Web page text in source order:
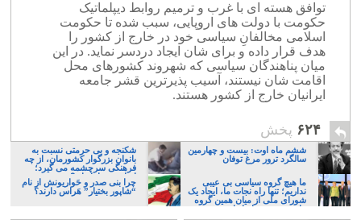
توافق هسته ای با غرب و ترمیم روابط دیپلماتیک
حکومت با دولت های اروپایی، سبب شده تا حکومت
اسلامی مخالفانِ سیاسی خود در خارج از کشور را
هدف قرار داده و برای شان ایجاد دردسر نماید. در این
میان پناهندگان سیاسی که شهروند کشورهای محل
اقامت شان نیستند، آسیب پذیرترین قشر جامعه
ایرانیان خارج از کشور هستند.
۶۲۴ پخش
ششم ماه اوت: بیست و چهارمین
سالگرد ترور مرغ توفان
شکنجه و بی حرمتی نسبت به
بانوان بزرگوار کشورمان، از چه
فرهنگی سرچشمه می گیرد؛
ایرانی، و یا تازیان؟
ما هیچ گروه سیاسی بی عیبی
نداریم؛ تنها راه نجات ما، ایجاد یک
شورای ملی از میان همین گروه
های پر عیب و ایراد است
چرا بنی صدر و حَواریونش از نام
“شاپور بختیار” هَراس دارند؟